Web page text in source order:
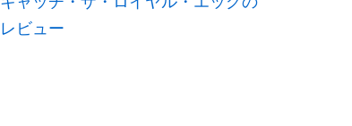
レビュー